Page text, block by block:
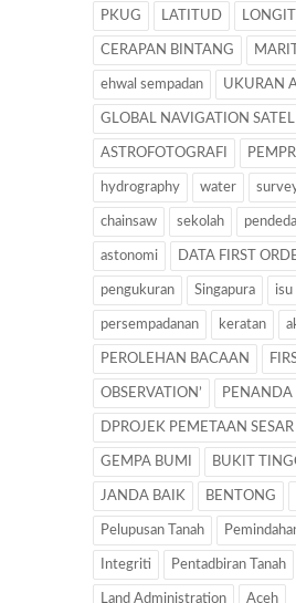
PKUG LATITUD
CERAPAN BINTANG
ehwal sempadan UKURAN
GLOBAL NAVIGATION
ASTROFOTOGRAFI
hydrography water
chainsaw sekolah
astonomi DATA FIRST
pengukuran Singapura isu
persempadanan keratan
PEROLEHAN BACAAN
OBSERVATION’ PENANDA
DPROJEK PEMETAAN
GEMPA BUMI BUKIT
JANDA BAIK BENTONG
Pelupusan Tanah
Integriti Pentadbiran Tanah
Land Administration Aceh